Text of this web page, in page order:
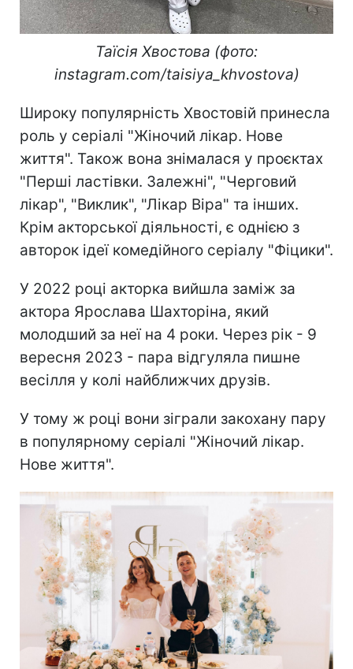
Таїсія Хвостова (фото:
instagram.com/taisiya_khvostova)
Широку популярність Хвостовій принесла
роль у серіалі "Жіночий лікар. Нове
життя". Також вона знімалася у проєктах
"Перші ластівки. Залежні", "Черговий
лікар", "Виклик", "Лікар Віра" та інших.
Крім акторської діяльності, є однією з
авторок ідеї комедійного серіалу "Фіцики".
У 2022 році акторка вийшла заміж за
актора Ярослава Шахторіна, який
молодший за неї на 4 роки. Через рік - 9
вересня 2023 - пара відгуляла пишне
весілля у колі найближчих друзів.
У тому ж році вони зіграли закохану пару
в популярному серіалі "Жіночий лікар.
Нове життя".